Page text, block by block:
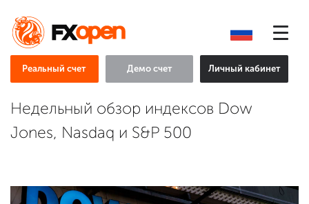
Реальный счет Демо счет Личный кабинет
Недельный обзор индексов Dow
Jones, Nasdaq и S&P 500